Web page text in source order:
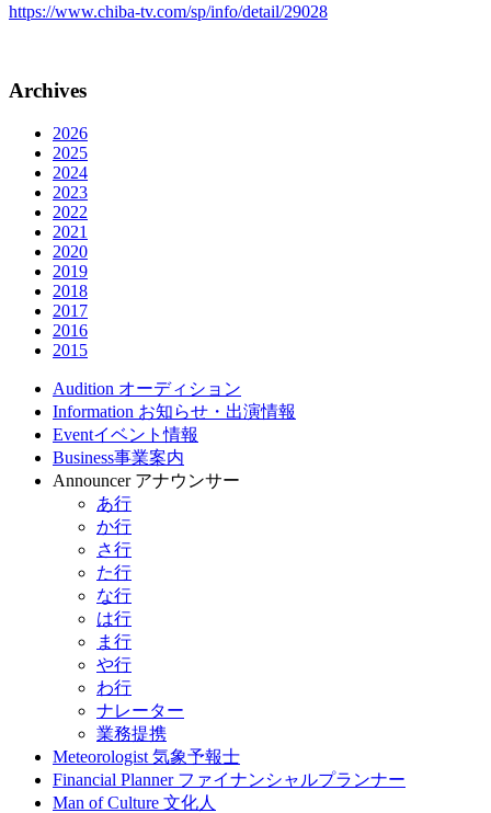
https://www.chiba-tv.com/sp/info/detail/29028
Archives
2026
2025
2024
2023
2022
2021
2020
2019
2018
2017
2016
2015
Audition オーディション
Information お知らせ・出演情報
Eventイベント情報
Business事業案内
Announcer アナウンサー
あ行
か行
さ行
た行
な行
は行
ま行
や行
わ行
ナレーター
業務提携
Meteorologist 気象予報士
Financial Planner ファイナンシャルプランナー
Man of Culture 文化人